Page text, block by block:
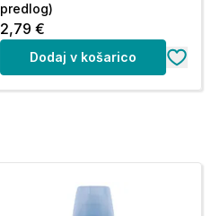
predlog)
2,79 €
Dodaj v košarico